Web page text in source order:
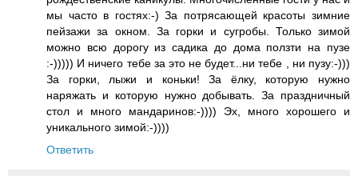
мы часто в гостях:-) За потрясающей красоты зимние
пейзажи за окном. За горки и сугробы. Только зимой
можно всю дорогу из садика до дома ползти на пузе
:-))))) И ничего тебе за это не будет...ни тебе , ни пузу:-)))
За горки, лыжи и коньки! За ёлку, которую нужно
наряжать и которую нужно добывать. За праздничный
стол и много мандаринов:-)))) Эх, много хорошего и
уникального зимой:-))))
Ответить